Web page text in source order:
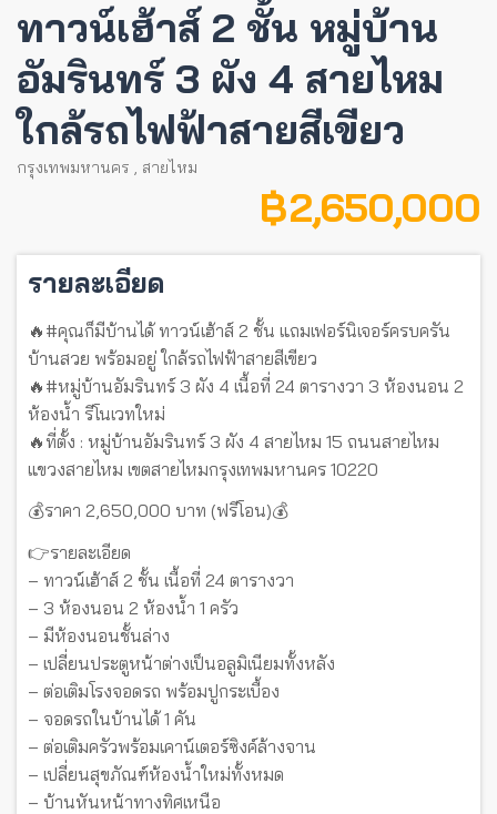
ทาวน์เฮ้าส์ 2 ชั้น หมู่บ้าน
อัมรินทร์ 3 ผัง 4 สายไหม
ใกล้รถไฟฟ้าสายสีเขียว
กรุงเทพมหานคร , สายไหม
฿ 2,650,000
รายละเอียด
🔥#คุณก็มีบ้านได้ ทาวน์เฮ้าส์ 2 ชั้น แถมเฟอร์นิเจอร์ครบครัน
บ้านสวย พร้อมอยู่ ใกล้รถไฟฟ้าสายสีเขียว
🔥#หมู่บ้านอัมรินทร์ 3 ผัง 4 เนื้อที่ 24 ตารางวา 3 ห้องนอน 2
ห้องน้ำ รีโนเวทใหม่
🔥ที่ตั้ง : หมู่บ้านอัมรินทร์ 3 ผัง 4 สายไหม 15 ถนนสายไหม
แขวงสายไหม เขตสายไหมกรุงเทพมหานคร 10220
💰ราคา 2,650,000 บาท (ฟรีโอน)💰
👉รายละเอียด
– ทาวน์เฮ้าส์ 2 ชั้น เนื้อที่ 24 ตารางวา
– 3 ห้องนอน 2 ห้องน้ำ 1 ครัว
– มีห้องนอนชั้นล่าง
– เปลี่ยนประตูหน้าต่างเป็นอลูมิเนียมทั้งหลัง
– ต่อเติมโรงจอดรถ พร้อมปูกระเบื้อง
– จอดรถในบ้านได้ 1 คัน
– ต่อเติมครัวพร้อมเคาน์เตอร์ซิงค์ล้างจาน
– เปลี่ยนสุขภัณฑ์ห้องน้ำใหม่ทั้งหมด
– บ้านหันหน้าทางทิศเหนือ